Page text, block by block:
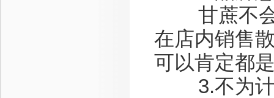
甘蔗不会
在店内销售
可以肯定都
3.不为计